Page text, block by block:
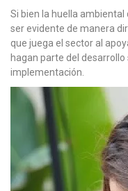
Si bien la huella
ser evidente de manera
que juega el sector al
hagan parte del
implementación.